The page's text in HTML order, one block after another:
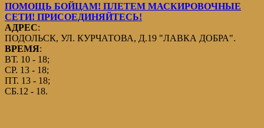
ПОМОЩЬ БОЙЦАМ! ПЛЕТЕМ МАСКИРОВОЧНЫЕ
СЕТИ! ПРИСОЕДИНЯЙТЕСЬ!
АДРЕС:
ПОДОЛЬСК, УЛ. КУРЧАТОВА, Д.19 "ЛАВКА ДОБРА".
ВРЕМЯ:
ВТ. 10 - 18;
СР. 13 - 18;
ПТ. 13 - 18;
СБ.12 - 18.